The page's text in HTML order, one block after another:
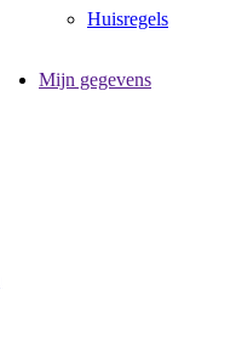
Huisregels
Mijn gegevens